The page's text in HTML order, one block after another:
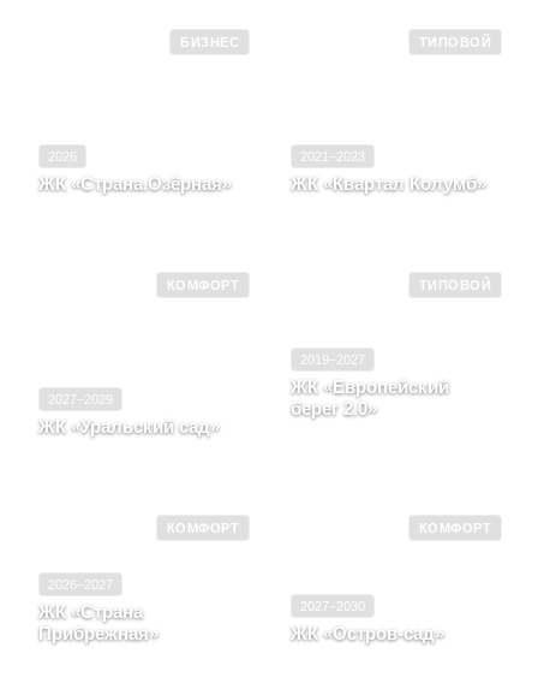
БИЗНЕС
2026
ЖК «Страна.Озёрная»
ТИПОВОЙ
2021–2023
ЖК «Квартал Колумб»
КОМФОРТ
2027–2029
ЖК «Уральский сад»
ТИПОВОЙ
2019–2027
ЖК «Европейский
берег 2.0»
КОМФОРТ
2026–2027
ЖК «Страна
Прибрежная»
КОМФОРТ
2027–2030
ЖК «Остров-сад»